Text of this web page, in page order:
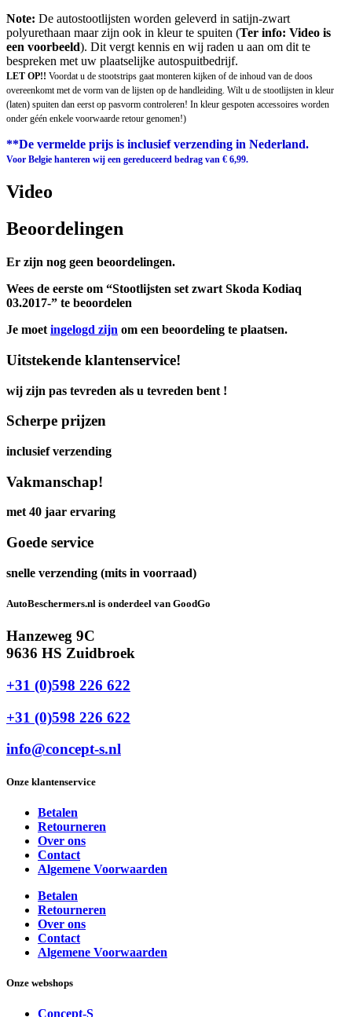
Note: De autostootlijsten worden geleverd in satijn-zwart
polyurethaan maar zijn ook in kleur te spuiten (Ter info: Video is
een voorbeeld). Dit vergt kennis en wij raden u aan om dit te
bespreken met uw plaatselijke autospuitbedrijf.
LET OP!! Voordat u de stootstrips gaat monteren kijken of de inhoud van de doos
overeenkomt met de vorm van de lijsten op de handleiding. Wilt u de stootlijsten in kleur
(laten) spuiten dan eerst op pasvorm controleren! In kleur gespoten accessoires worden
onder géén enkele voorwaarde retour genomen!)
**De vermelde prijs is inclusief verzending in Nederland.
Voor Belgie hanteren wij een gereduceerd bedrag van € 6,99.
Video
Beoordelingen
Er zijn nog geen beoordelingen.
Wees de eerste om “Stootlijsten set zwart Skoda Kodiaq
03.2017-” te beoordelen
Je moet ingelogd zijn om een beoordeling te plaatsen.
Uitstekende klantenservice!
wij zijn pas tevreden als u tevreden bent !
Scherpe prijzen
inclusief verzending
Vakmanschap!
met 40 jaar ervaring
Goede service
snelle verzending (mits in voorraad)
AutoBeschermers.nl is onderdeel van GoodGo
Hanzeweg 9C
9636 HS Zuidbroek
+31 (0)598 226 622
+31 (0)598 226 622
info@concept-s.nl
Onze klantenservice
Betalen
Retourneren
Over ons
Contact
Algemene Voorwaarden
Betalen
Retourneren
Over ons
Contact
Algemene Voorwaarden
Onze webshops
Concept-S